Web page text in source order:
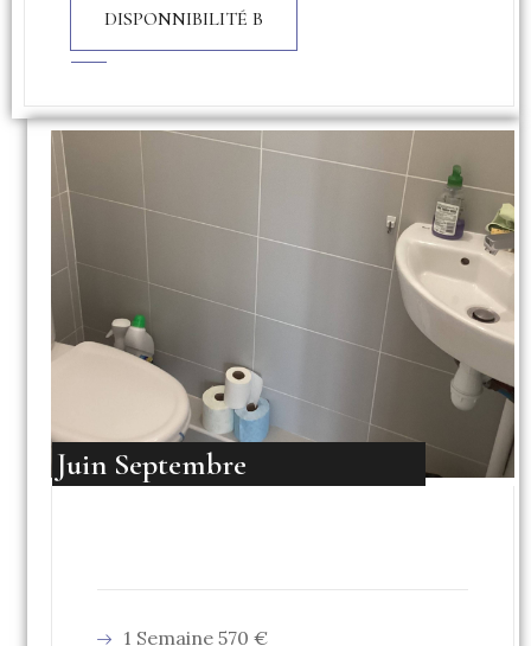
DISPONNIBILITÉ B
Juin Septembre
1 Semaine 570 €